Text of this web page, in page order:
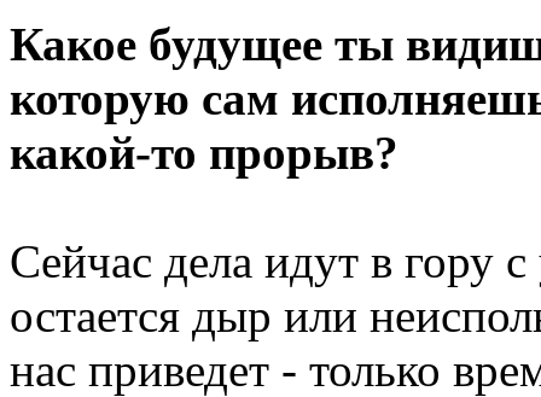
Какое будущее ты
которую сам
какой-то прорыв?
Сейчас дела идут в гору
остается дыр или
нас приведет - только